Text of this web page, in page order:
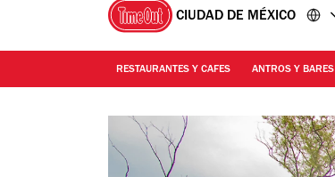
CIUDAD DE MÉXICO
RESTAURANTES Y CAFES ANTROS Y BARES